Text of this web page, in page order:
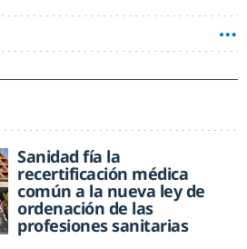
Sanidad fía la
recertificación médica
común a la nueva ley de
ordenación de las
profesiones sanitarias